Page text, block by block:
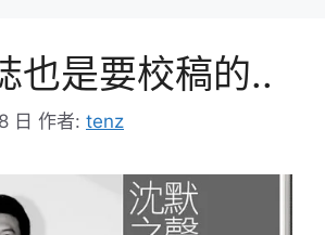
也是要校稿的..
日 作者: tenz